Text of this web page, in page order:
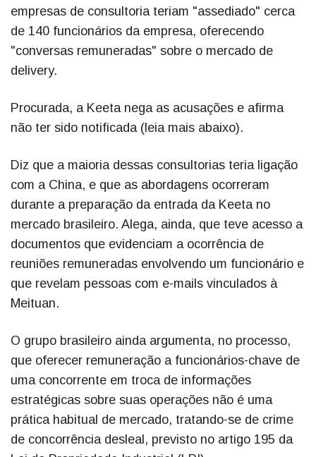
empresas de consultoria teriam "assediado" cerca
de 140 funcionários da empresa, oferecendo
"conversas remuneradas" sobre o mercado de
delivery.
Procurada, a Keeta nega as acusações e afirma
não ter sido notificada (leia mais abaixo).
Diz que a maioria dessas consultorias teria ligação
com a China, e que as abordagens ocorreram
durante a preparação da entrada da Keeta no
mercado brasileiro. Alega, ainda, que teve acesso a
documentos que evidenciam a ocorrência de
reuniões remuneradas envolvendo um funcionário e
que revelam pessoas com e-mails vinculados à
Meituan.
O grupo brasileiro ainda argumenta, no processo,
que oferecer remuneração a funcionários-chave de
uma concorrente em troca de informações
estratégicas sobre suas operações não é uma
prática habitual de mercado, tratando-se de crime
de concorrência desleal, previsto no artigo 195 da